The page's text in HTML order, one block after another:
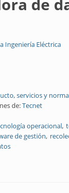
de
Ingeniería Eléctrica
servicios y
de:Tecnet
operacional
de gestión